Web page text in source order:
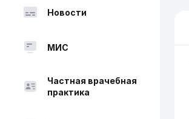
Новости
МИС
Частная врачебная
практика